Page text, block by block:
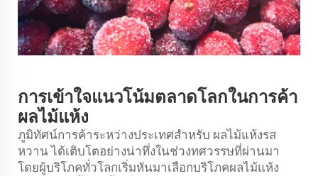
การเข้าใจแนวโน้มตลาดโลกในการค้า
ผลไม้แห้ง
ภูมิทัศน์การค้าระหว่างประเทศสำหรับ ผลไม้แห้งรส
หวานได้เติบโตอย่างน่าทึ่งในช่วงทศวรรษที่ผ่านมา
โดยผู้บริโภคทั่วโลกเริ่มหันมาเลือกบริโภคผลไม้แห้ง